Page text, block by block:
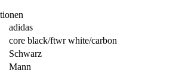
adidas
core black/ftwr white/carbon
Schwarz
Mann